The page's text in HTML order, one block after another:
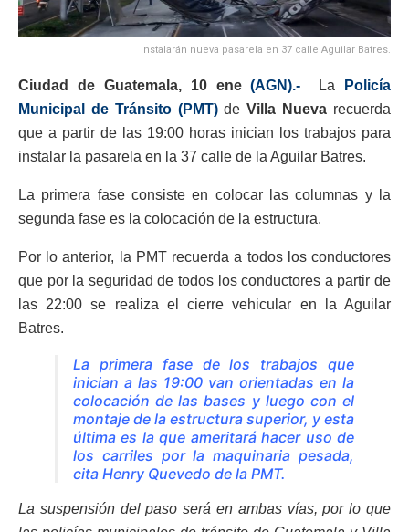
Instalarán nueva pasarela en 37 calle Aguilar Batres.
Ciudad de Guatemala, 10 ene(AGN).- La
Policía
Municipal de Tránsito (PMT)de Villa Nueva recuerda
que a partir de las 19:00 horas inician los trabajos para
instalar la pasarela en la 37 calle de la Aguilar Batres.
La primera fase consiste en colocar las columnas y la
segunda fase es la colocación de la estructura.
Por lo anterior, la PMT recuerda a todos los conductores
que por la seguridad de todos los conductores a partir de
las 22:00 se realiza el cierre vehicular en la Aguilar
Batres.
La primera fase de los trabajos que
inician a las 19:00 van orientadas en la
colocación de las bases y luego con el
montaje de la estructura superior, y esta
última es la que ameritará hacer uso de
los carriles por la maquinaria pesada,
cita Henry Quevedo de la PMT.
La suspensión del paso será en ambas vías, por lo que